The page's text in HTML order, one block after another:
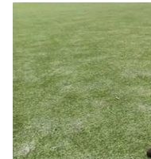
PODCAST Y VÍDEO
El primer café |